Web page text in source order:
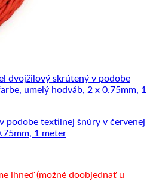
podobe textilnej šnúry v červenej
1 meter
ihneď (možné doobjednať u